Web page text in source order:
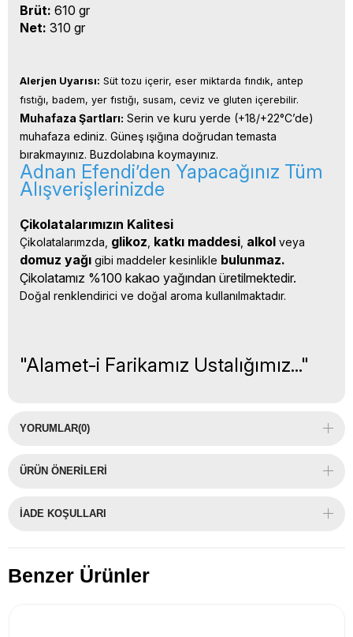
Brüt: 610 gr
Net: 310 gr
Alerjen Uyarısı: Süt tozu içerir, eser miktarda fındık, antep
fıstığı, badem, yer fıstığı, susam, ceviz ve gluten içerebilir.
Muhafaza Şartları: Serin ve kuru yerde (+18/+22°C’de)
muhafaza ediniz. Güneş ışığına doğrudan temasta
bırakmayınız. Buzdolabına koymayınız.
Adnan Efendi’den Yapacağınız Tüm
Alışverişlerinizde
Çikolatalarımızın Kalitesi
Çikolatalarımzda, glikoz katkı maddesi alkol
domuz yağı gibi maddeler kesinlikle bulunmaz.
Çikolatamız %100 kakao yağından üretilmektedir.
Doğal renklendirici ve doğal aroma kullanılmaktadır.
"Alamet-i Farikamız Ustalığımız..."
YORUMLAR(0)
ÜRÜN ÖNERILERI
İADE KOŞULLARI
Benzer Ürünler